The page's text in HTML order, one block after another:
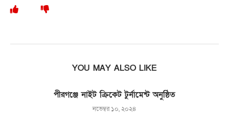
YOU MAY ALSO LIKE
পীরগঞ্জে নাইট ক্রিকেট টুর্নামেন্ট অনুষ্ঠিত
নভেম্বর ১০, ২০২৪